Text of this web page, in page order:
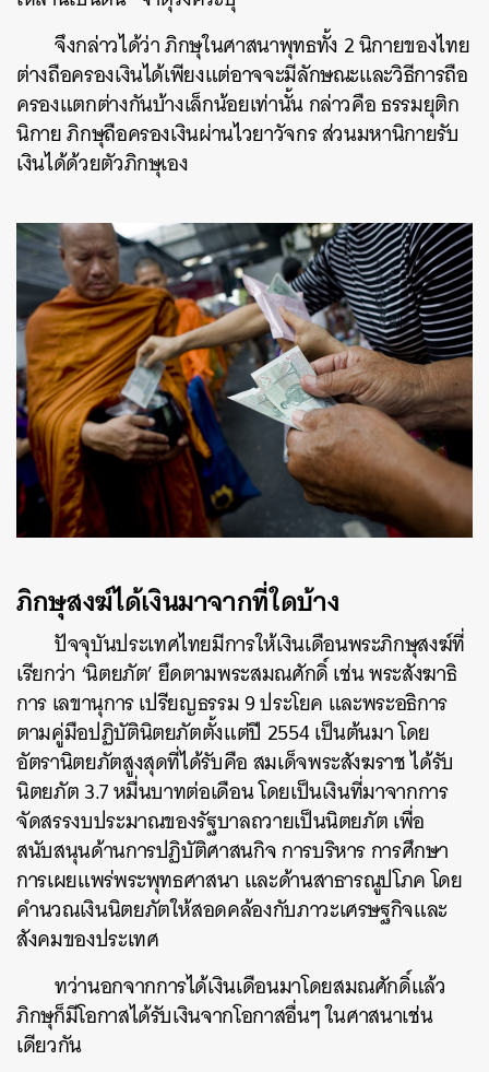
จึงกล่าวได้ว่า ภิกษุในศาสนาพุทธทั้ง 2 นิกายของไทย
ต่างถือครองเงินได้เพียงแต่อาจจะมีลักษณะและวิธีการถือ
ครองแตกต่างกันบ้างเล็กน้อยเท่านั้น กล่าวคือ ธรรมยุติก
นิกาย ภิกษุถือครองเงินผ่านไวยาวัจกร ส่วนมหานิกายรับ
เงินได้ด้วยตัวภิกษุเอง
ภิกษุสงฆ์ได้เงินมาจากที่ใดบ้าง
ปัจจุบันประเทศไทยมีการให้เงินเดือนพระภิกษุสงฆ์ที่
เรียกว่า ‘นิตยภัต’ ยึดตามพระสมณศักดิ์ เช่น พระสังฆาธิ
การ เลขานุการ เปรียญธรรม 9 ประโยค และพระอธิการ
ตามคู่มือปฏิบัตินิตยภัตตั้งแต่ปี 2554 เป็นต้นมา โดย
อัตรานิตยภัตสูงสุดที่ได้รับคือ สมเด็จพระสังฆราช ได้รับ
นิตยภัต 3.7 หมื่นบาทต่อเดือน โดยเป็นเงินที่มาจากการ
จัดสรรงบประมาณของรัฐบาลถวายเป็นนิตยภัต เพื่อ
สนับสนุนด้านการปฏิบัติศาสนกิจ การบริหาร การศึกษา
การเผยแพร่พระพุทธศาสนา และด้านสาธารณูปโภค โดย
คำนวณเงินนิตยภัตให้สอดคล้องกับภาวะเศรษฐกิจและ
สังคมของประเทศ
ทว่านอกจากการได้เงินเดือนมาโดยสมณศักดิ์แล้ว
ภิกษุก็มีโอกาสได้รับเงินจากโอกาสอื่นๆ ในศาสนาเช่น
เดียวกัน